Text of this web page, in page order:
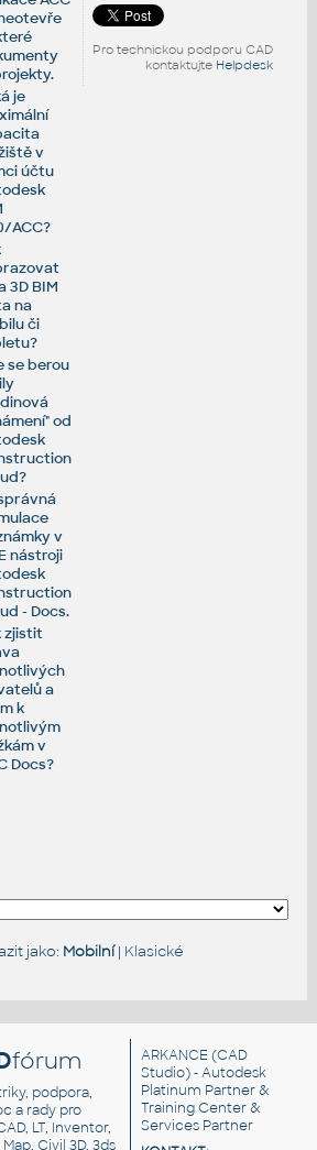
Pro technickou podporu CAD
kontaktujte Helpdesk
je
v
účtu
ACC?
3D BIM
na
či
se berou
od
v
nástroji
- Docs.
zjistit
a
k
v
Docs?
jako: Mobilní| Klasické
fórum
podpora,
a rady pro
LT, Inventor,
Civil 3D, 3ds
ARKANCE (CAD
Studio) - Autodesk
Platinum Partner &
Training Center &
Services Partner